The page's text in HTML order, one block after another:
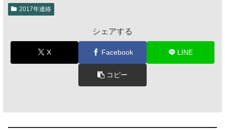
2017年連絡
シェアする
X Facebook LINE
コピー